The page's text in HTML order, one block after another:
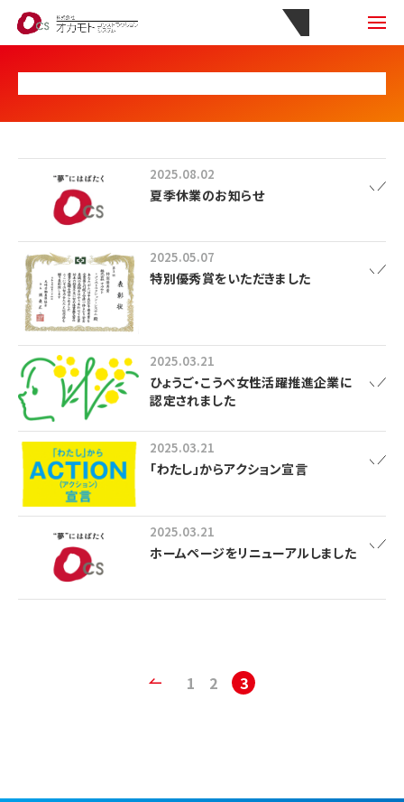
2025.08.02
夏季休業のお知らせ
2025.05.07
特別優秀賞をいただきました
2025.03.21
ひょうご・こうべ女性活躍推進企業に
認定されました
2025.03.21
「わたし」からアクション宣言
2025.03.21
ホームページをリニューアルしました
1 2 3